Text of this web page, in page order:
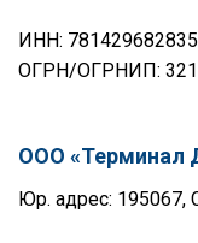
ИНН: 781429682835
ОГРН/ОГРНИП:
ООО «Терминал
Юр. адрес: 195067,